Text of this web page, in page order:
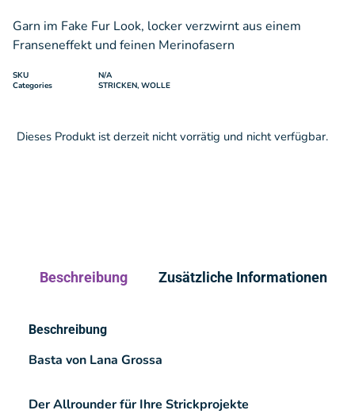
Garn im Fake Fur Look, locker verzwirnt aus einem
Franseneffekt und feinen Merinofasern
SKU
N/A
Categories
STRICKEN, WOLLE
Dieses Produkt ist derzeit nicht vorrätig und nicht verfügbar.
Beschreibung Zusätzliche Informationen
Beschreibung
Basta von Lana Grossa
Der Allrounder für Ihre Strickprojekte